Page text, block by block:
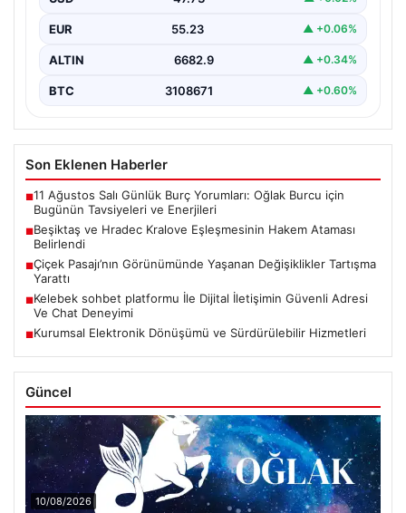
EUR 55.23 ▲ +0.06%
ALTIN 6682.9 ▲ +0.34%
BTC 3108671 ▲ +0.60%
Son Eklenen Haberler
■11 Ağustos Salı Günlük Burç Yorumları: Oğlak Burcu için
Bugünün Tavsiyeleri ve Enerjileri
■Beşiktaş ve Hradec Kralove Eşleşmesinin Hakem Ataması
Belirlendi
■Çiçek Pasajı’nın Görünümünde Yaşanan Değişiklikler Tartışma
Yarattı
■Kelebek sohbet platformu İle Dijital İletişimin Güvenli Adresi
Ve Chat Deneyimi
■Kurumsal Elektronik Dönüşümü ve Sürdürülebilir Hizmetleri
Güncel
10/08/2026